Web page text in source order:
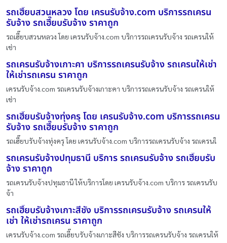
รถเฮี๊ยบสวนหลวง โดย เครนรับจ้าง.com บริการรถเครน
รับจ้าง รถเฮี๊ยบรับจ้าง ราคาถูก
รถเฮี๊ยบสวนหลวง โดย เครนรับจ้าง.com บริการรถเครนรับจ้าง รถเครนให้
เช่า
รถเครนรับจ้างเกาะคา บริการรถเครนรับจ้าง รถเครนให้เช่า
ให้เช่ารถเครน ราคาถูก
เครนรับจ้าง.com รถเครนรับจ้างเกาะคา บริการรถเครนรับจ้าง รถเครนให้
เช่า
รถเฮี๊ยบรับจ้างทุ่งครุ โดย เครนรับจ้าง.com บริการรถเครน
รับจ้าง รถเฮี๊ยบรับจ้าง ราคาถูก
รถเฮี๊ยบรับจ้างทุ่งครุ โดย เครนรับจ้าง.com บริการรถเครนรับจ้าง รถเครนใ
รถเครนรับจ้างปทุมธานี บริการ รถเครนรับจ้าง รถเฮี๊ยบรับ
จ้าง ราคาถูก
รถเครนรับจ้างปทุมธานี ให้บริการโดย เครนรับจ้าง.com บริการ รถเครนรับ
จ้า
รถเฮี๊ยบรับจ้างเกาะสีชัง บริการรถเครนรับจ้าง รถเครนให้
เช่า ให้เช่ารถเครน ราคาถูก
เครนรับจ้าง.com รถเฮี๊ยบรับจ้างเกาะสีชัง บริการรถเครนรับจ้าง รถเครนให้